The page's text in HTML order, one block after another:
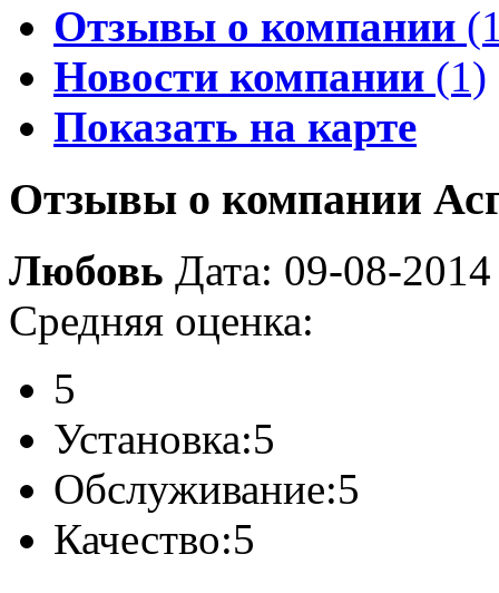
Отзывы о компании
Новости компании (1)
Показать на карте
Отзывы о компании
Любовь Дата: 09-08-2014
Средняя оценка:
5
Установка:5
Обслуживание:5
Качество:5